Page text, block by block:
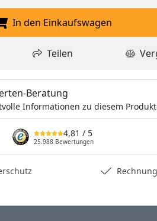
In den Einkaufswagen
In den Einkaufswagen
hinzufügen
Teilen
Teilen
Beratung
Informationen zu diesem
4,81 / 5
25.988 Bewertungen